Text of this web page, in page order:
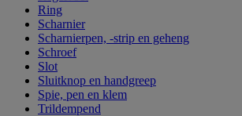
Ring
Scharnier
Scharnierpen, -strip en geheng
Schroef
Slot
Sluitknop en handgreep
Spie, pen en klem
Trildempend